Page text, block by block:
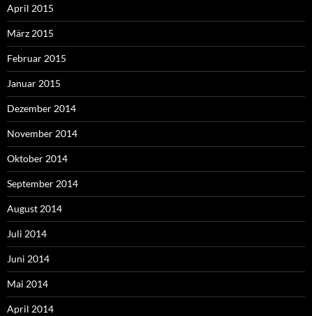
April 2015
März 2015
Februar 2015
Januar 2015
Dezember 2014
November 2014
Oktober 2014
September 2014
August 2014
Juli 2014
Juni 2014
Mai 2014
April 2014